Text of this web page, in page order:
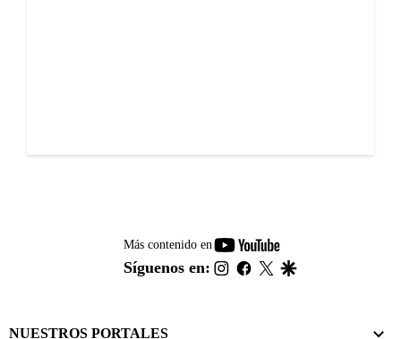
Más contenido en
youtube-
footer
Síguenos en: instagram
facebook
twitter
NUESTROS PORTALES